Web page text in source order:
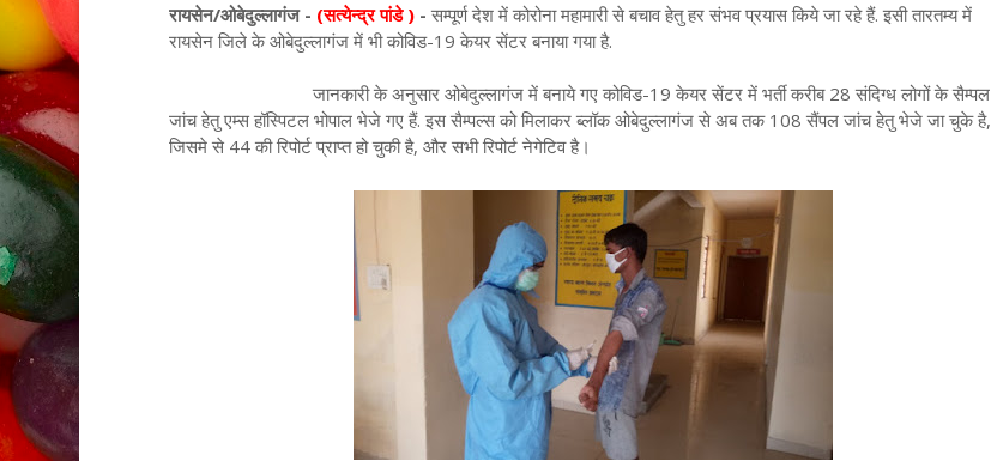
रायसेन/ओबेदुल्लागंज - (सत्येन्द्र पांडे )- सम्पूर्ण देश में कोरोना महामारी से बचाव हेतु हर संभव प्रयास किये जा रहे हैं. इसी तारतम्य में
रायसेन जिले के ओबेदुल्लागंज में भी कोविड-19 केयर सेंटर बनाया गया है.
जानकारी के अनुसार ओबेदुल्लागंज में बनाये गए कोविड-19 केयर सेंटर में भर्ती करीब 28 संदिग्ध लोगों के सैम्पल
जांच हेतु एम्स हॉस्पिटल भोपाल भेजे गए हैं. इस सैम्पल्स को मिलाकर ब्लॉक ओबेदुल्लागंज से अब तक 108 सैंपल जांच हेतु भेजे जा चुके है,
जिसमे से 44 की रिपोर्ट प्राप्त हो चुकी है, और सभी रिपोर्ट नेगेटिव है।